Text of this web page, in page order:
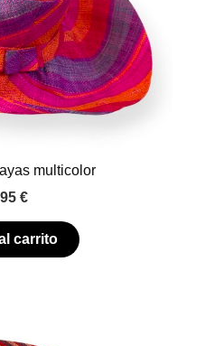
multicolor
€
carrito